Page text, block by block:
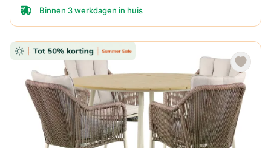
Binnen 3 werkdagen in huis